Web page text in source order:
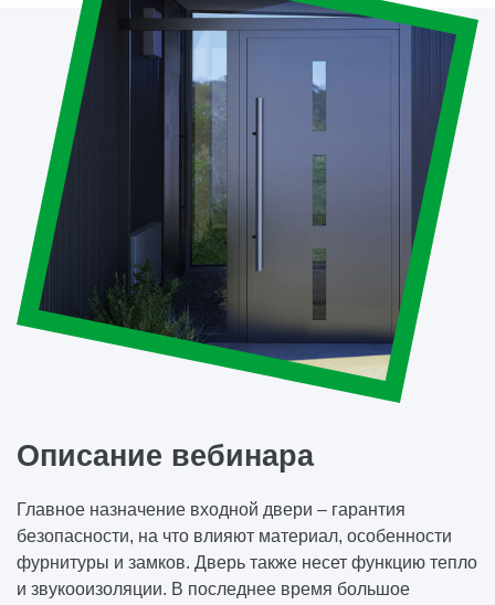
Описание вебинара
Главное назначение входной двери – гарантия
безопасности, на что влияют материал, особенности
фурнитуры и замков. Дверь также несет функцию тепло
и звукооизоляции. В последнее время большое